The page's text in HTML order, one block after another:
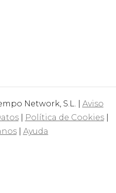
Network, S.L. | Aviso
| Política de Cookies|
| Ayuda